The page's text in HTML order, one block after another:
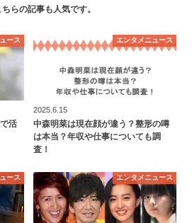
ちらの記事も人気です。
ース
活
エンタメニュース
2025.6.15
中森明菜は現在顔が違う？整形の噂
は本当？年収や仕事についても調
査！
ース エンタメニュース